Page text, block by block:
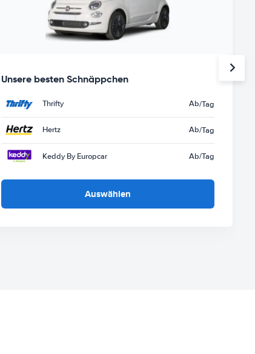
Unsere besten Schnäppchen
Thrifty Ab/Tag
Hertz Ab/Tag
Keddy By Europcar Ab/Tag
Auswählen